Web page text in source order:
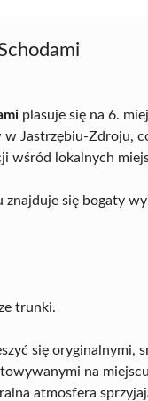
plasuje się na 6.
w Jastrzębiu-Zdroju,
wśród lokalnych
znajduje się bogaty
trunki.
się oryginalnymi,
na
atmosfera